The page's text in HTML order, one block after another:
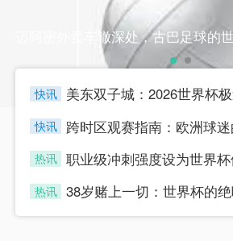
快讯
美东双子城：2026世界杯
快讯
热讯 职业级冲刺强度设为世界
热讯